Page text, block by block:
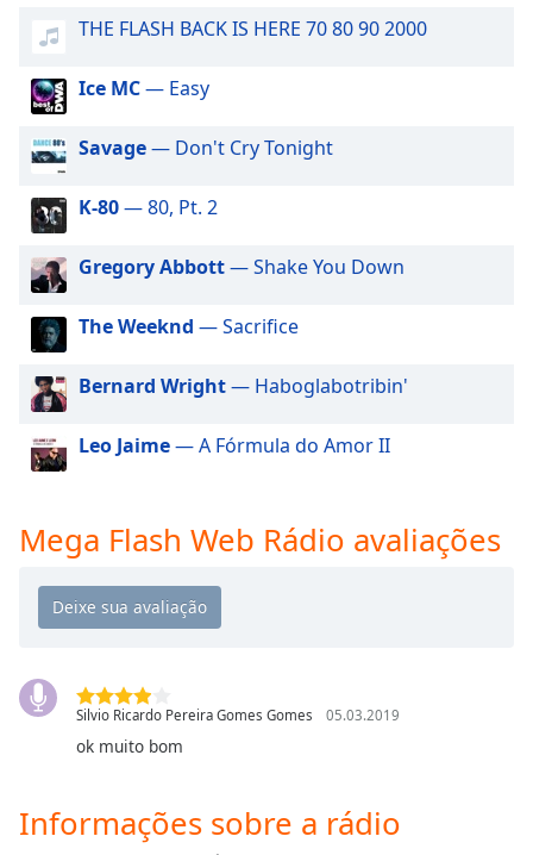
Picture-
in-
Fullscreen
This
modal
window.
Beginning
dialog
window.
Escape
cancel
and
window.
Color
Opacity
Color
THE FLASH BACK IS HERE 70 80 90 2000
Ice MC— Easy
Savage— Don't Cry Tonight
K-80— 80, Pt. 2
Gregory Abbott— Shake You Down
The Weeknd — Sacrifice
Bernard Wright— Haboglabotribin'
Leo Jaime— A Fórmula do Amor II
Mega Flash Web Rádio avaliações
Silvio Ricardo Pereira Gomes Gomes 05.03.2019
ok muito bom
Informações sobre a rádio